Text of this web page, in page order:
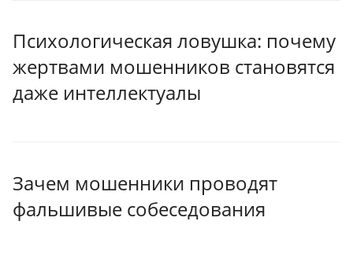
Психологическая ловушка: почему
жертвами мошенников становятся
даже интеллектуалы
Зачем мошенники проводят
фальшивые собеседования